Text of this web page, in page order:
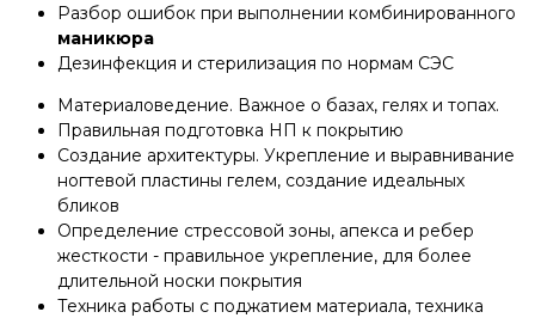
Разбор ошибок при выполнении комбинированного
маникюра
Дезинфекция и стерилизация по нормам СЭС
Материаловедение. Важное о базах, гелях и топах.
Правильная подготовка НП к покрытию
Создание архитектуры. Укрепление и выравнивание
ногтевой пластины гелем, создание идеальных
бликов
Определение стрессовой зоны, апекса и ребер
жесткости - правильное укрепление, для более
длительной носки покрытия
Техника работы с поджатием материала, техника